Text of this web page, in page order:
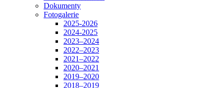
Dokumenty
Fotogalerie
2025-2026
2024-2025
2023–2024
2022–2023
2021–2022
2020–2021
2019–2020
2018–2019